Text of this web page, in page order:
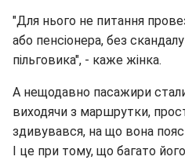
"Для нього не питання
або пенсіонера, без
пільговика", - каже жінка.
А нещодавно пасажири
виходячи з маршрутки,
здивувався, на що вона
І це при тому, що багато